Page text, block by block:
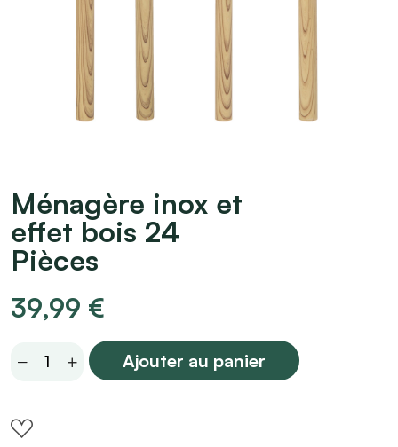
Ménagère inox et
effet bois 24
Pièces
39,99 €
Ménagère
effet
Ajouter au panier